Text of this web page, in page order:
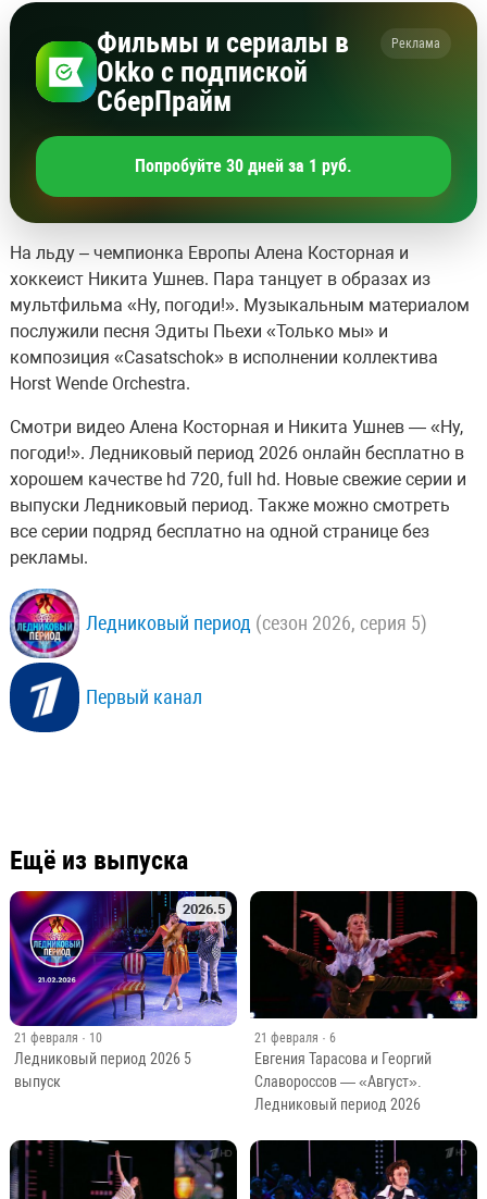
Фильмы и сериалы в
Okko с подпиской
СберПрайм
Реклама
Попробуйте 30 дней за 1 руб.
На льду – чемпионка Европы Алена Косторная и
хоккеист Никита Ушнев. Пара танцует в образах из
мультфильма «Ну, погоди!». Музыкальным материалом
послужили песня Эдиты Пьехи «Только мы» и
композиция «Casatschok» в исполнении коллектива
Horst Wende Orchestra.
Смотри видео Алена Косторная и Никита Ушнев — «Ну,
погоди!». Ледниковый период 2026 онлайн бесплатно в
хорошем качестве hd 720, full hd. Новые свежие серии и
выпуски Ледниковый период. Также можно смотреть
все серии подряд бесплатно на одной странице без
рекламы.
Ледниковый период (сезон 2026, серия 5)
Первый канал
Ещё из выпуска
2026.5
21 февраля · 10
Ледниковый период 2026 5
выпуск
21 февраля · 6
Евгения Тарасова и Георгий
Славороссов — «Август».
Ледниковый период 2026